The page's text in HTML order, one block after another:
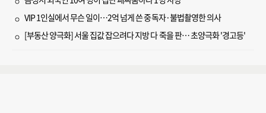
VIP 1인실에서 무슨 일이…2억 넘게 쓴 중독자·불법촬영한 의사
[부동산 양극화] 서울 집값 잡으려다 지방 다 죽을 판… 초양극화 '경고등'